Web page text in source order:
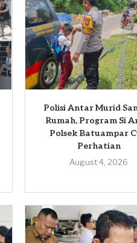
Polisi Antar Murid
Rumah, Program Si
Polsek Batuampar
Perhatian
August 4, 2026